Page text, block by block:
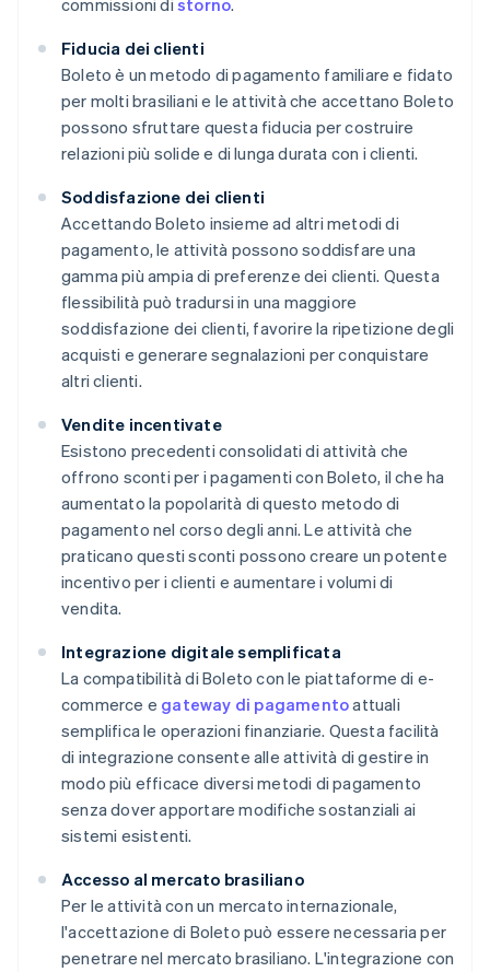
commissioni di storno.
Fiducia dei clienti
Boleto è un metodo di pagamento familiare e fidato
per molti brasiliani e le attività che accettano Boleto
possono sfruttare questa fiducia per costruire
relazioni più solide e di lunga durata con i clienti.
Soddisfazione dei clienti
Accettando Boleto insieme ad altri metodi di
pagamento, le attività possono soddisfare una
gamma più ampia di preferenze dei clienti. Questa
flessibilità può tradursi in una maggiore
soddisfazione dei clienti, favorire la ripetizione degli
acquisti e generare segnalazioni per conquistare
altri clienti.
Vendite incentivate
Esistono precedenti consolidati di attività che
offrono sconti per i pagamenti con Boleto, il che ha
aumentato la popolarità di questo metodo di
pagamento nel corso degli anni. Le attività che
praticano questi sconti possono creare un potente
incentivo per i clienti e aumentare i volumi di
vendita.
Integrazione digitale semplificata
La compatibilità di Boleto con le piattaforme di e-
commerce e gateway di pagamentoattuali
semplifica le operazioni finanziarie. Questa facilità
di integrazione consente alle attività di gestire in
modo più efficace diversi metodi di pagamento
senza dover apportare modifiche sostanziali ai
sistemi esistenti.
Accesso al mercato brasiliano
Per le attività con un mercato internazionale,
l'accettazione di Boleto può essere necessaria per
penetrare nel mercato brasiliano. L'integrazione con